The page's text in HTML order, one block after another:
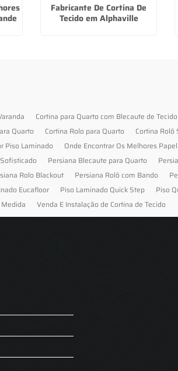
Fabricante De Cortina De
Tecido em Alphaville
Cortina para Quarto com Blecaute de Tecido
Quarto Cortina Rolo para Quarto
Cortina Rolô
Piso Laminado
Onde Encontrar Os Melhores
Persiana Blecaute para Quarto
Rolo Blackout Persiana Rolô com Bando
Eucafloor Piso Laminado Quick Step
Piso
Venda E Instalação de Cortina de Tecido